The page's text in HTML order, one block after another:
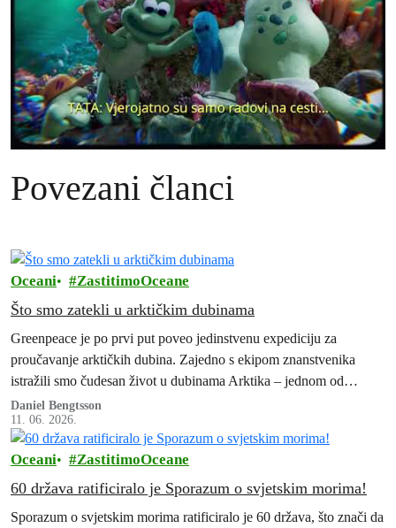
Povezani članci
Oceani ZastitimoOceane
Što smo zatekli u arktičkim dubinama
Greenpeace je po prvi put poveo jedinstvenu expediciju za
proučavanje arktičkih dubina. Zajedno s ekipom znanstvenika
istražili smo čudesan život u dubinama Arktika – jednom od
najmanje istraženih divljina na Zemlji.
Daniel Bengtsson
11. 06. 2026.
Oceani ZastitimoOceane
60 država ratificiralo je Sporazum o svjetskim morima!
Sporazum o svjetskim morima ratificiralo je 60 država, što znači da